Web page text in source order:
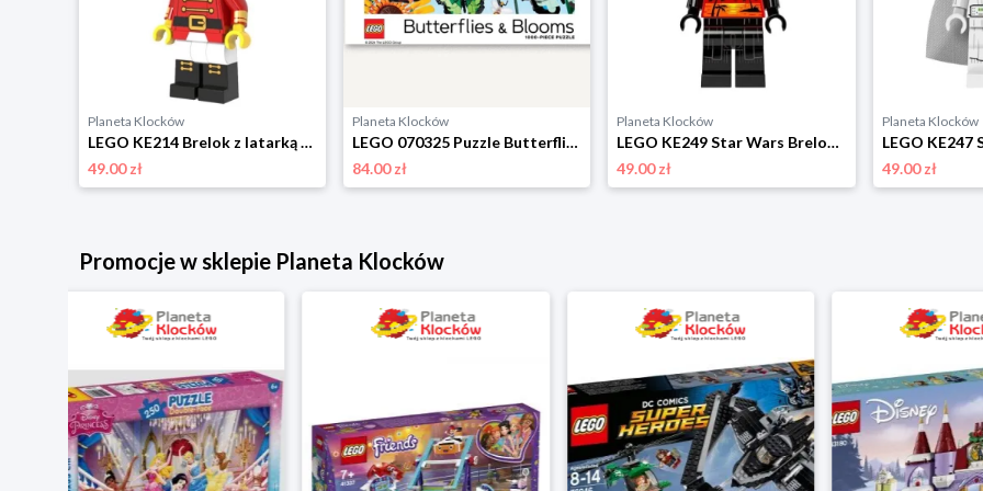
Planeta Klocków
LEGO KE214 Brelok z latarką Dziadek do orzechów Lego
49.00 zł
Planeta Klocków
LEGO 070325 Puzzle Butterflies & Blooms (1000 elementów) Lego
84.00 zł
Planeta Klocków
LEGO KE249 Star Wars Brelok latarka LED Darth Vader Vacation Lego
49.00 zł
Planeta Klocków
49.00 zł
Promocje w sklepie Planeta Klocków